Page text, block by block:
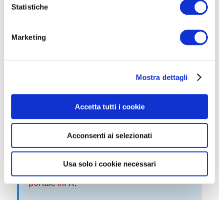
Statistiche
Marketing
Mostra dettagli
Accetta tutti i cookie
Acconsenti ai selezionati
Usa solo i cookie necessari
aid@postacert.difesa.it
entro 7 giorni dalla
Bando e Scadenza
Modalità di Presentazione
presentataesclusivamente online
portale InPA.